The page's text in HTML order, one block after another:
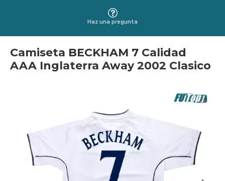
Haz una pregunta
Camiseta BECKHAM 7 Calidad
AAA Inglaterra Away 2002 Clasico